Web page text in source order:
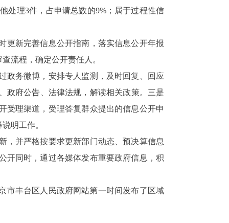
处理3件，占申请总数的9%；属于过程性信
更新完善信息公开指南，落实信息公开年报
流程，确定公开责任人。
政务微博，安排专人监测，及时回复、回应
政府公告、 法律法规，解读相关政策。 三是
受理渠道，受理答复群众提出的信息公开申
明工作。
，并严格按要求更新部门动态、预决算信息
开同时，通过各媒体发布重要政府信息，积
市丰台区人民政府网站第一时间发布了区域